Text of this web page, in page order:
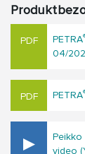
PETRA
04/
PETRA
Peikko
video